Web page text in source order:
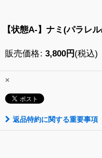
【状態A-】ナミ(パラレ
販売価格: 3,800円 (税込)
×
返品特約に関する重要事項